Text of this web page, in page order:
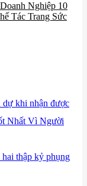
Nghiệp 10
Tác Trang Sức
khi nhận được
Nhất Vì Người
thập kỷ phụng